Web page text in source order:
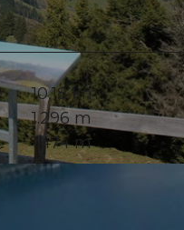
10,18 km
1.296 m
1.474 m